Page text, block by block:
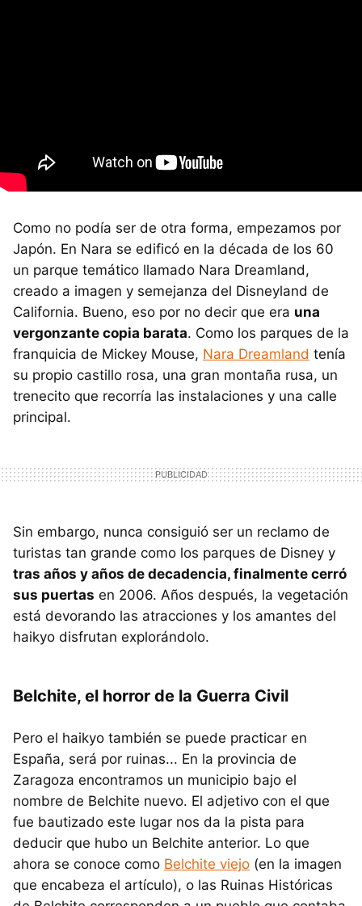
Como no podía ser de otra forma, empezamos por
Japón. En Nara se edificó en la década de los 60
un parque temático llamado Nara Dreamland,
creado a imagen y semejanza del Disneyland de
California. Bueno, eso por no decir que era una
vergonzante copia barata. Como los parques de la
franquicia de Mickey Mouse, Nara Dreamland tenía
su propio castillo rosa, una gran montaña rusa, un
trenecito que recorría las instalaciones y una calle
principal.
Sin embargo, nunca consiguió ser un reclamo de
turistas tan grande como los parques de Disney y
tras años y años de decadencia, finalmente cerró
sus puertas en 2006. Años después, la vegetación
está devorando las atracciones y los amantes del
haikyo disfrutan explorándolo.
Belchite, el horror de la Guerra Civil
Pero el haikyo también se puede practicar en
España, será por ruinas... En la provincia de
Zaragoza encontramos un municipio bajo el
nombre de Belchite nuevo. El adjetivo con el que
fue bautizado este lugar nos da la pista para
deducir que hubo un Belchite anterior. Lo que
ahora se conoce como Belchite viejo (en la imagen
que encabeza el artículo), o las Ruinas Históricas